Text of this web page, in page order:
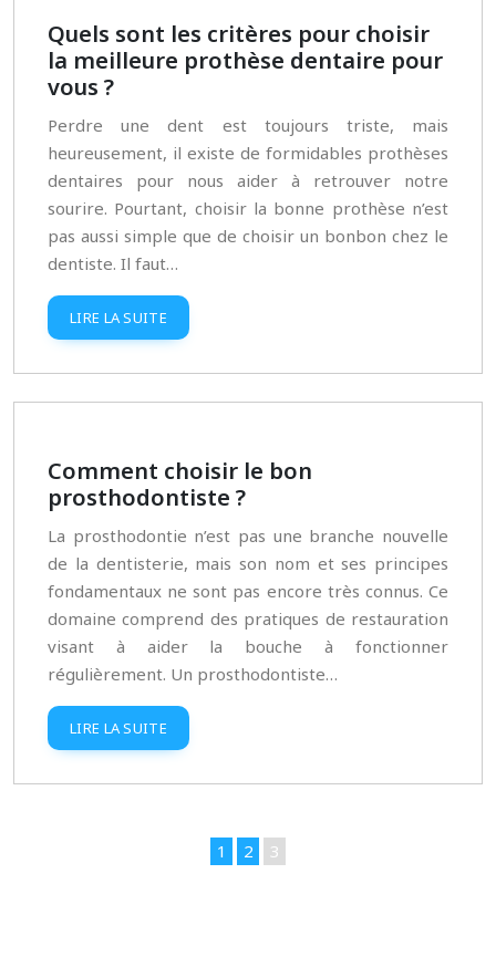
Quels sont les critères pour choisir
la meilleure prothèse dentaire pour
vous ?
Perdre une dent est toujours triste, mais
heureusement, il existe de formidables prothèses
dentaires pour nous aider à retrouver notre
sourire. Pourtant, choisir la bonne prothèse n’est
pas aussi simple que de choisir un bonbon chez le
dentiste. Il faut…
LIRE LA SUITE
Comment choisir le bon
prosthodontiste ?
La prosthodontie n’est pas une branche nouvelle
de la dentisterie, mais son nom et ses principes
fondamentaux ne sont pas encore très connus. Ce
domaine comprend des pratiques de restauration
visant à aider la bouche à fonctionner
régulièrement. Un prosthodontiste…
LIRE LA SUITE
1 2 3